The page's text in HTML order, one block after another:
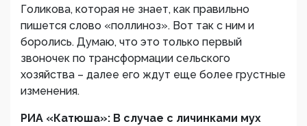
Голикова, которая не знает, как правильно
пишется слово «поллиноз». Вот так с ним и
боролись. Думаю, что это только первый
звоночек по трансформации сельского
хозяйства – далее его ждут еще более грустные
изменения.
РИА «Катюша»: В случае с личинками мух